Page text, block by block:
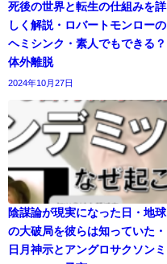
死後の世界と転生の仕組みを詳
しく解説・ロバートモンローの
ヘミシンク・素人でもできる？
体外離脱
2024年10月27日
陰謀論が現実になった日・地球
の大破局を彼らは知っていた・
日月神示とアングロサクソンミ